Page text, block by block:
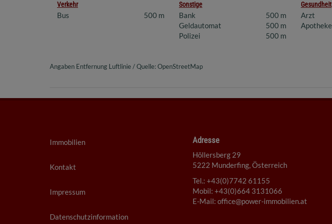
Verkehr
Bus 500 m
Sonstige
Bank
500 m
Geldautomat
500 m
Polizei
500 m
Gesundheit
Arzt
Apotheke
Angaben Entfernung Luftlinie / Quelle: OpenStreetMap
Immobilien
Kontakt
Impressum
Datenschutzinformation
Adresse
Höllersberg 29
5222 Munderfing, Österreich
Tel.: +43(0)7742 61155
Mobil: +43(0)664 3131066
E-Mail: office@power-immobilien.at